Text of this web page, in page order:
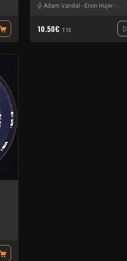
Adam Vandal - Ervin Hujer -
10.50€ TTC